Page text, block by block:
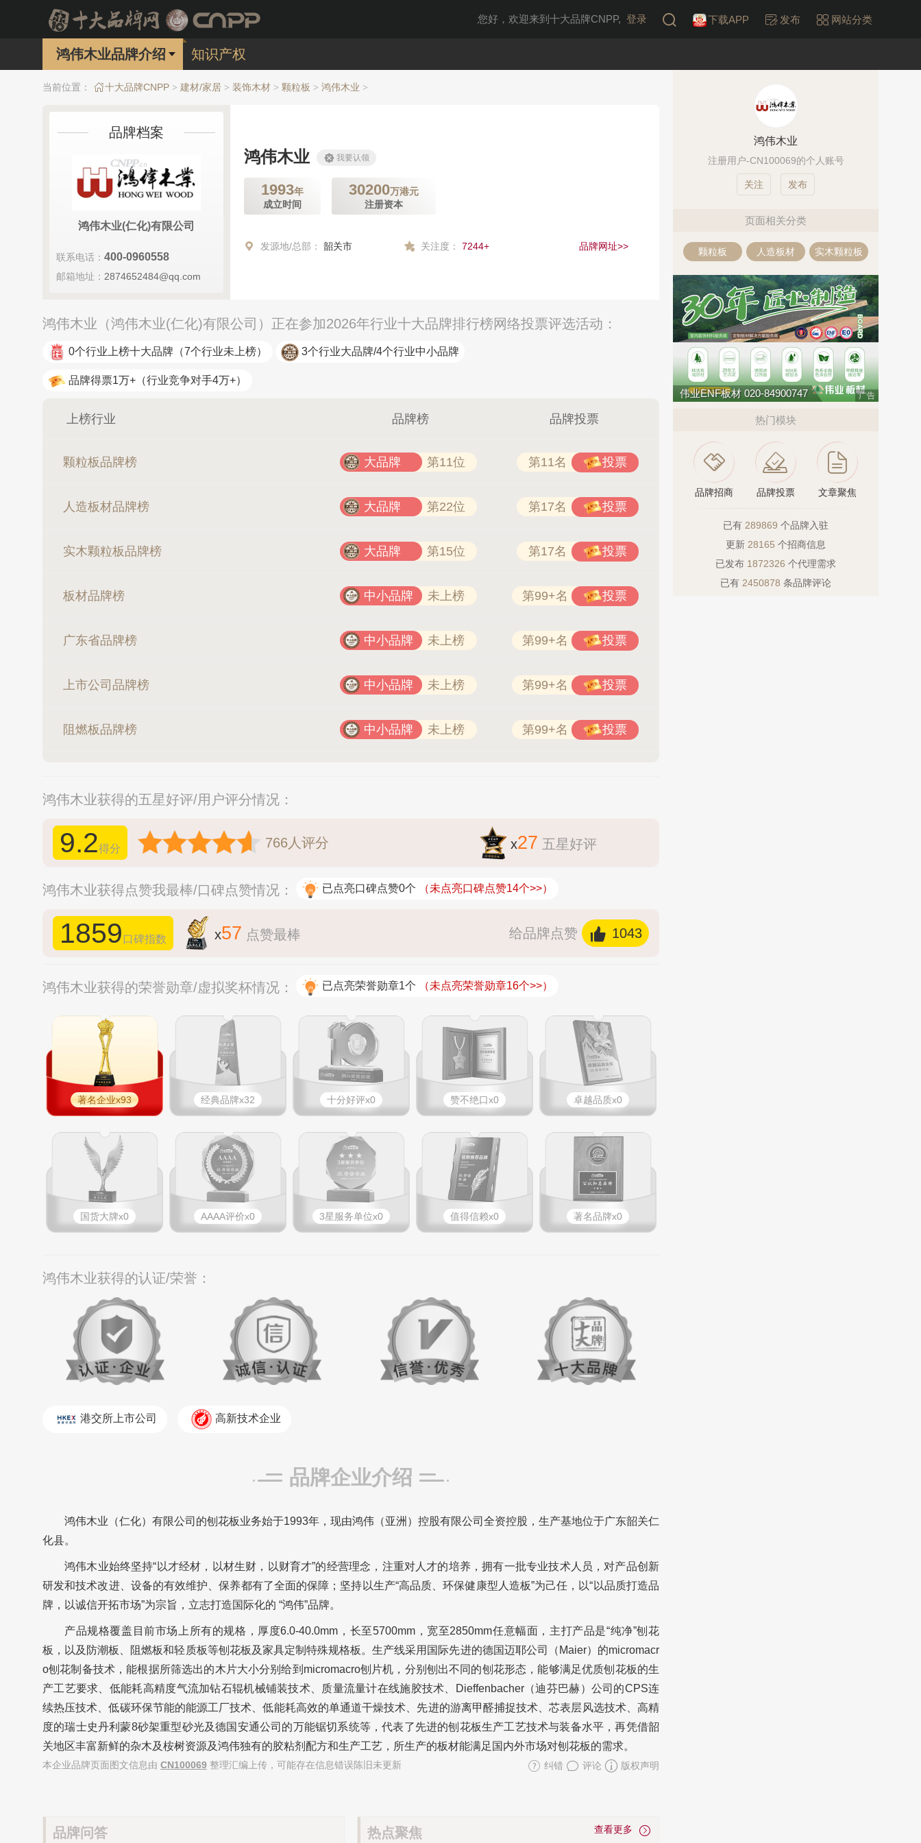
您好，欢迎来到十大品牌CNPP, 登录 下载APP 发布 网站分类
鸿伟木业品牌介绍 知识产权
当前位置： 十大品牌CNPP > 建材/家居 > 装饰木材 > 颗粒板 > 鸿伟木业 >
品牌档案
鸿伟木业(仁化)有限公司
联系电话： 400-0960558
邮箱地址： 2874652484@qq.com
鸿伟木业 我要认领
1993年
成立时间
30200万港元
注册资本
发源地/总部： 韶关市 关注度： 7244+ 品牌网址>>
鸿伟木业（鸿伟木业(仁化)有限公司）正在参加2026年行业十大品牌排行榜网络投票评选活动：
0个行业上榜十大品牌 （7个行业未上榜） 3个行业大品牌/4个行业中小品牌
品牌得票1万+ （行业竞争对手4万+）
上榜行业 品牌榜 品牌投票
颗粒板品牌榜 大品牌 第11位 第11名 投票
人造板材品牌榜 大品牌 第22位 第17名 投票
实木颗粒板品牌榜 大品牌 第15位 第17名 投票
板材品牌榜 中小品牌 未上榜 第99+名 投票
广东省品牌榜 中小品牌 未上榜 第99+名 投票
上市公司品牌榜 中小品牌 未上榜 第99+名 投票
阻燃板品牌榜 中小品牌 未上榜 第99+名 投票
鸿伟木业获得的五星好评/用户评分情况：
9.2得分 766人评分 x27 五星好评
鸿伟木业获得点赞我最棒/口碑点赞情况： 已点亮口碑点赞0个 （未点亮口碑点赞14个>>）
1859口碑指数 x57 点赞最棒 给品牌点赞 1043
鸿伟木业获得的荣誉勋章/虚拟奖杯情况： 已点亮荣誉勋章1个 （未点亮荣誉勋章16个>>）
著名企业x93 经典品牌x32 十分好评x0 赞不绝口x0 卓越品质x0
国货大牌x0 AAAA评价x0 3星服务单位x0 值得信赖x0 著名品牌x0
鸿伟木业获得的认证/荣誉：
港交所上市公司 高新技术企业
品牌企业介绍
鸿伟木业（仁化）有限公司的刨花板业务始于1993年，现由鸿伟（亚洲）控股有限公司全资控股，生产基地位于广东韶关仁
化县。
鸿伟木业始终坚持“以才经材，以材生财，以财育才”的经营理念，注重对人才的培养，拥有一批专业技术人员，对产品创新
研发和技术改进、设备的有效维护、保养都有了全面的保障；坚持以生产“高品质、环保健康型人造板”为己任，以“以品质打造品
牌，以诚信开拓市场”为宗旨，立志打造国际化的 “鸿伟”品牌。
产品规格覆盖目前市场上所有的规格，厚度6.0-40.0mm，长至5700mm，宽至2850mm任意幅面，主打产品是“纯净”刨花
板，以及防潮板、阻燃板和轻质板等刨花板及家具定制特殊规格板。生产线采用国际先进的德国迈耶公司（Maier）的micromacr
o刨花制备技术，能根据所筛选出的木片大小分别给到micromacro刨片机，分别刨出不同的刨花形态，能够满足优质刨花板的生
产工艺要求、低能耗高精度气流加钻石辊机械铺装技术、质量流量计在线施胶技术、Dieffenbacher（迪芬巴赫）公司的CPS连
续热压技术、低碳环保节能的能源工厂技术、低能耗高效的单通道干燥技术、先进的游离甲醛捕捉技术、芯表层风选技术、高精
度的瑞士史丹利蒙8砂架重型砂光及德国安通公司的万能锯切系统等，代表了先进的刨花板生产工艺技术与装备水平，再凭借韶
关地区丰富新鲜的杂木及桉树资源及鸿伟独有的胶粘剂配方和生产工艺，所生产的板材能满足国内外市场对刨花板的需求。
本企业品牌页面图文信息由 CN100069 整理汇编上传，可能存在信息错误陈旧未更新 纠错 评论 版权声明
品牌问答 查看更多
热点聚焦
鸿伟木业
注册用户-CN100069的个人账号
发布
页面相关分类
颗粒板 人造板材 实木颗粒板
伟业ENF板材 020-84900747 广告
热门模块
品牌招商 品牌投票 文章聚焦
已有 289869 个品牌入驻
更新 28165 个招商信息
已发布 1872326 个代理需求
已有 2450878 条品牌评论